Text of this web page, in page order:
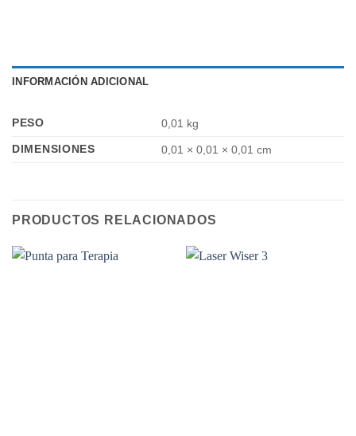
INFORMACIÓN ADICIONAL
PESO
0,01 kg
DIMENSIONES
0,01 × 0,01 × 0,01 cm
PRODUCTOS RELACIONADOS